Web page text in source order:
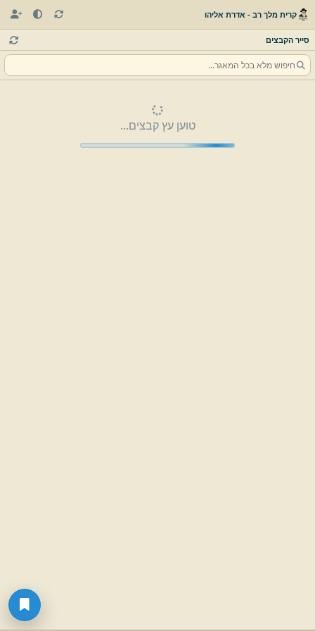
קרית מלך רב - אדרת אליהו
סייר הקבצים
טוען עץ קבצים...